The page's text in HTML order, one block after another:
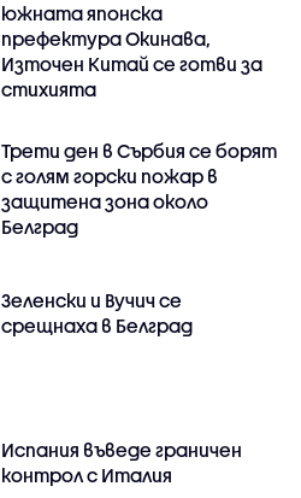
южната японска
префектура Окинава,
Източен Китай се готви за
стихията
Трети ден в Сърбия се борят
с голям горски пожар в
защитена зона около
Белград
Зеленски и Вучич се
срещнаха в Белград
Испания въведе граничен
контрол с Италия